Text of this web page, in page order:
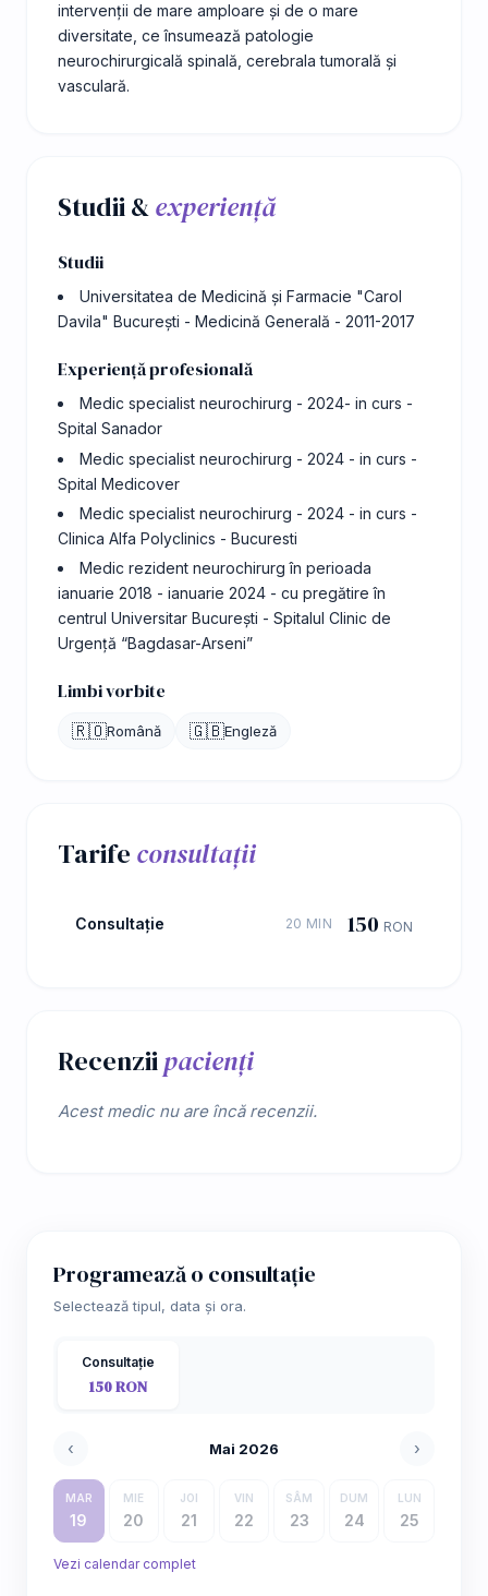
intervenții de mare amploare și de o mare
diversitate, ce însumează patologie
neurochirurgicală spinală, cerebrala tumorală și
vasculară.
Studii &experiență
Studii
Universitatea de Medicină și Farmacie "Carol
Davila" București - Medicină Generală - 2011-2017
Experiență profesională
Medic specialist neurochirurg - 2024- in curs -
Spital Sanador
Medic specialist neurochirurg - 2024 - in curs -
Spital Medicover
Medic specialist neurochirurg - 2024 - in curs -
Clinica Alfa Polyclinics - Bucuresti
Medic rezident neurochirurg în perioada
ianuarie 2018 - ianuarie 2024 - cu pregătire în
centrul Universitar București - Spitalul Clinic de
Urgență “Bagdasar-Arseni”
Limbi vorbite
🇷🇴Română 🇬🇧Engleză
Tarife consultații
Consultație 20 MIN 150 RON
Recenziipacienți
Acest medic nu are încă recenzii.
Programează o consultație
Selectează tipul, data și ora.
Consultație
150 RON
‹ Mai 2026 ›
MAR
19
MIE
20
JOI
21
VIN
22
SÂM
23
DUM
24
LUN
25
Vezi calendar complet